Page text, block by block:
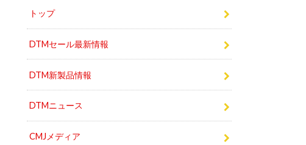
トップ
DTMセール最新情報
DTM新製品情報
DTMニュース
CMJメディア